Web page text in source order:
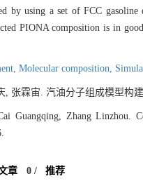
by using a set of FCC
PIONA composition is in
Molecular composition,
, 张霖宙. 汽油分子组成模型构
Guangqing, Zhang Linzhou.
章 0/ 推荐